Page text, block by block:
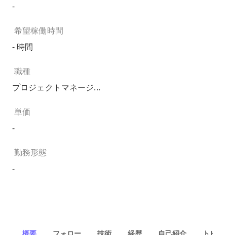
-
希望稼働時間
- 時間
職種
プロジェクトマネージ...
単価
-
勤務形態
-
概要 フォロー 技術 経歴 自己紹介 トピッ